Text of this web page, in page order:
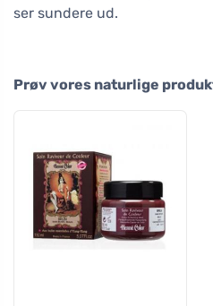
ser sundere ud.
Prøv vores naturlige